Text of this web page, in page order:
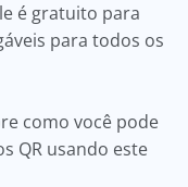
é gratuito para
para todos os
como você pode
QR usando este